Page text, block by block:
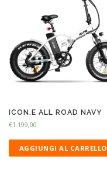
ICON.E ALL ROAD NAVY
€1.199,00
AGGIUNGI AL CARRELLO